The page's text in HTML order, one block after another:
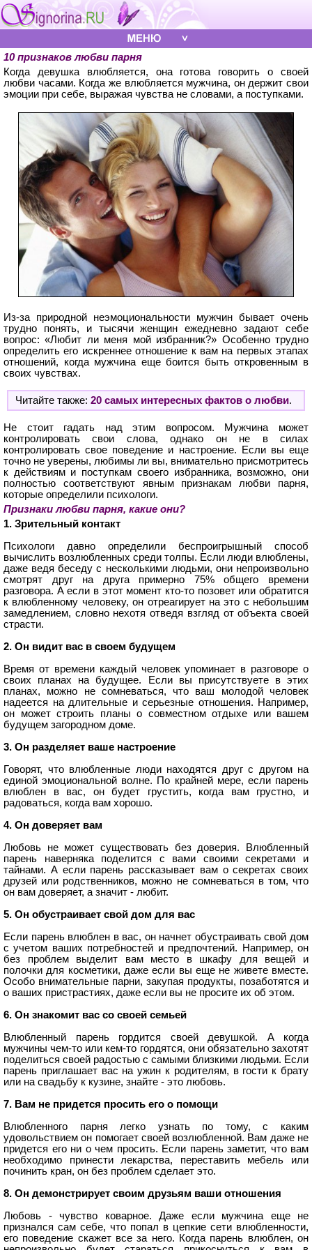
10 признаков любви парня
Когда девушка влюбляется, она готова говорить о своей
любви часами. Когда же влюбляется мужчина, он держит свои
эмоции при себе, выражая чувства не словами, а поступками.
Из-за природной неэмоциональности мужчин бывает очень
трудно понять, и тысячи женщин ежедневно задают себе
вопрос: «Любит ли меня мой избранник?» Особенно трудно
определить его искреннее отношение к вам на первых этапах
отношений, когда мужчина еще боится быть откровенным в
своих чувствах.
Читайте также: 20 самых интересных фактов о любви.
Не стоит гадать над этим вопросом. Мужчина может
контролировать свои слова, однако он не в силах
контролировать свое поведение и настроение. Если вы еще
точно не уверены, любимы ли вы, внимательно присмотритесь
к действиям и поступкам своего избранника, возможно, они
полностью соответствуют явным признакам любви парня,
которые определили психологи.
Признаки любви парня, какие они?
1. Зрительный контакт
Психологи давно определили беспроигрышный способ
вычислить возлюбленных среди толпы. Если люди влюблены,
даже ведя беседу с несколькими людьми, они непроизвольно
смотрят друг на друга примерно 75% общего времени
разговора. А если в этот момент кто-то позовет или обратится
к влюбленному человеку, он отреагирует на это с небольшим
замедлением, словно нехотя отведя взгляд от объекта своей
страсти.
2. Он видит вас в своем будущем
Время от времени каждый человек упоминает в разговоре о
своих планах на будущее. Если вы присутствуете в этих
планах, можно не сомневаться, что ваш молодой человек
надеется на длительные и серьезные отношения. Например,
он может строить планы о совместном отдыхе или вашем
будущем загородном доме.
3. Он разделяет ваше настроение
Говорят, что влюбленные люди находятся друг с другом на
единой эмоциональной волне. По крайней мере, если парень
влюблен в вас, он будет грустить, когда вам грустно, и
радоваться, когда вам хорошо.
4. Он доверяет вам
Любовь не может существовать без доверия. Влюбленный
парень наверняка поделится с вами своими секретами и
тайнами. А если парень рассказывает вам о секретах своих
друзей или родственников, можно не сомневаться в том, что
он вам доверяет, а значит - любит.
5. Он обустраивает свой дом для вас
Если парень влюблен в вас, он начнет обустраивать свой дом
с учетом ваших потребностей и предпочтений. Например, он
без проблем выделит вам место в шкафу для вещей и
полочки для косметики, даже если вы еще не живете вместе.
Особо внимательные парни, закупая продукты, позаботятся и
о ваших пристрастиях, даже если вы не просите их об этом.
6. Он знакомит вас со своей семьей
Влюбленный парень гордится своей девушкой. А когда
мужчины чем-то или кем-то гордятся, они обязательно захотят
поделиться своей радостью с самыми близкими людьми. Если
парень приглашает вас на ужин к родителям, в гости к брату
или на свадьбу к кузине, знайте - это любовь.
7. Вам не придется просить его о помощи
Влюбленного парня легко узнать по тому, с каким
удовольствием он помогает своей возлюбленной. Вам даже не
придется его ни о чем просить. Если парень заметит, что вам
необходимо принести лекарства, переставить мебель или
починить кран, он без проблем сделает это.
8. Он демонстрирует своим друзьям ваши отношения
Любовь - чувство коварное. Даже если мужчина еще не
признался сам себе, что попал в цепкие сети влюбленности,
его поведение скажет все за него. Когда парень влюблен, он